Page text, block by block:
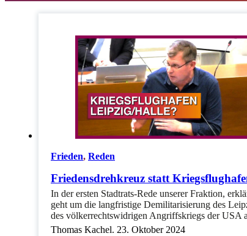
Frieden, Reden
Friedensdrehkreuz statt
In der ersten Stadtrats-Rede unserer Fraktion,
geht um die langfristige Demilitarisierung des
des völkerrechtswidrigen Angriffskriegs der
Thomas Kachel. 23. Oktober 2024